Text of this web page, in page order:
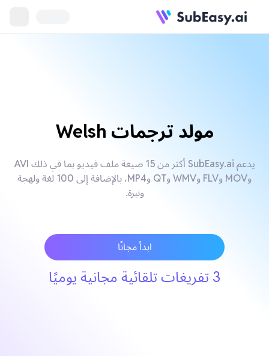
مولد ترجمات Welsh
يدعم SubEasy.ai أكثر من 15 صيغة ملف فيديو بما في ذلك AVI
وMOV وFLV وWMV وQT وMP4، بالإضافة إلى 100 لغة ولهجة
ونبرة.
ابدأ مجانًا
3 تفريغات تلقائية مجانية يوميًا